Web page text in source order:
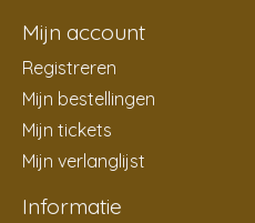
Mijn account
Registreren
Mijn bestellingen
Mijn tickets
Mijn verlanglijst
Informatie